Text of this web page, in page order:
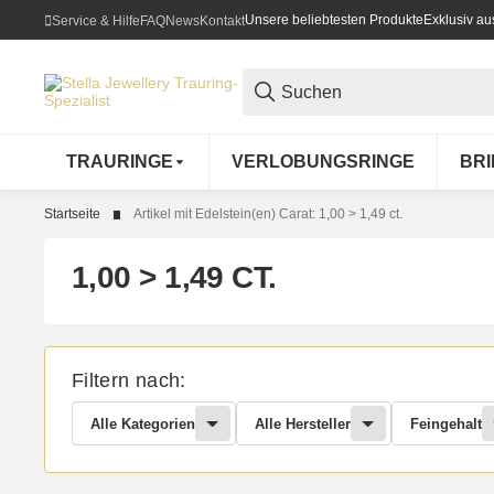
Service & HilfeFAQNewsKontaktUnsere beliebtesten Produkte Exklusiv
TRAURINGE VERLOBUNGSRINGE
Startseite Artikel mit Edelstein(en) Carat: 1,00 > 1,49 ct.
1,00 > 1,49 CT.
Filtern nach:
Alle Kategorien Alle Hersteller Feingehalt